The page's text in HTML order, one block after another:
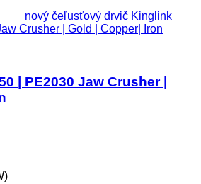
nový čeľusťový drvič Kinglink
Crusher | Gold | Copper| Iron
| PE2030 Jaw Crusher |